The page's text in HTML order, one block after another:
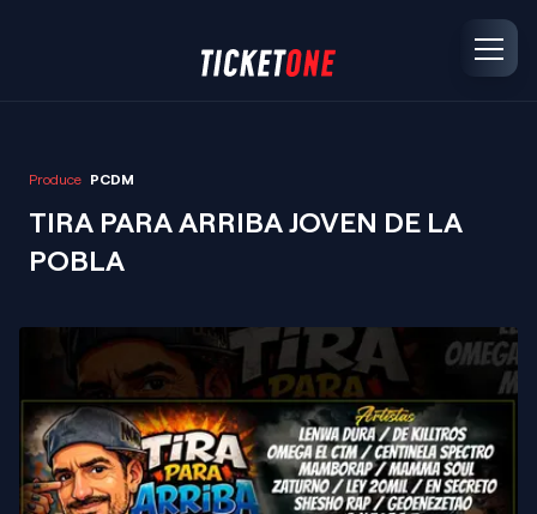
Produce PCDM
TIRA PARA ARRIBA JOVEN DE LA
POBLA